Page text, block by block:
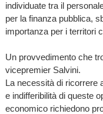
individuate tra il
per la finanza pubblica,
importanza per i territori
Un provvedimento che
vicepremier Salvini.
La necessità di ricorrere
e indifferibilità di queste
economico richiedono